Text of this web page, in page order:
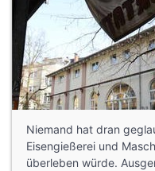
Niemand hat dran
Eisengießerei und
überleben würde.